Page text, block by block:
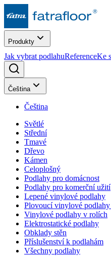
Produkty
Jak vybrat podlahuReferenceKe
Čeština
Čeština
Světlé
Střední
Tmavé
Dřevo
Kámen
Celoplošný
Podlahy pro domácnost
Podlahy pro komerční užití
Lepené vinylové podlahy
Plovoucí vinylové
Vinylové podlahy v rolích
Elektrostatické podlahy
Obklady stěn
Příslušenství k podlahám
Všechny podlahy